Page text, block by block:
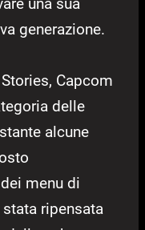
una sua
generazione.
Capcom
delle
alcune
menu di
ripensata